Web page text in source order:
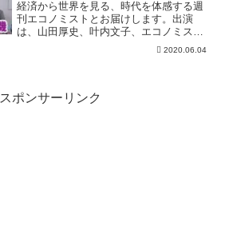
経済から世界を見る、時代を体感する週
刊エコノミストとお届けします。出演
は、山田厚史、叶内文子、エコノミスト
編集長藤枝克治と編集部のメンバー。特
2020.06.04
スポンサーリンク